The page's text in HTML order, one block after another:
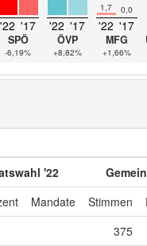
'22 '17
SPÖ
-6,19%
'22 '17
ÖVP
+8,82%
1,7 0,0
'22 '17
MFG
+1,66%
'22
Mandate Stimmen
375